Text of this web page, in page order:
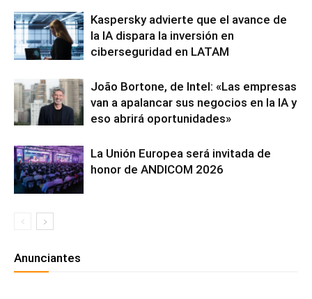
Kaspersky advierte que el avance de
la IA dispara la inversión en
ciberseguridad en LATAM
João Bortone, de Intel: «Las empresas
van a apalancar sus negocios en la IA y
eso abrirá oportunidades»
La Unión Europea será invitada de
honor de ANDICOM 2026
Anunciantes